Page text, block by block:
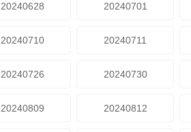
20240628 20240701
20240710 20240711
20240726 20240730
20240809 20240812